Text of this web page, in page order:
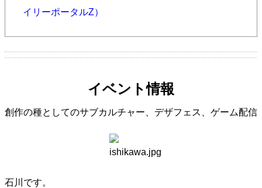
イリーポータルZ）
イベント情報
創作の種としてのサブカルチャー、デザフェス、ゲーム配信
石川です。